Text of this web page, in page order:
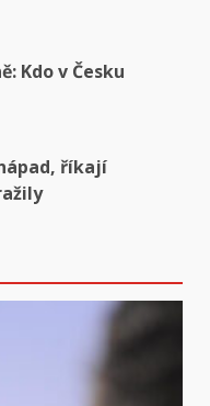
Kdo v Česku
říkají